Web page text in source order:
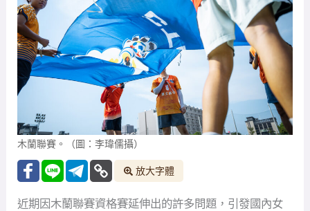
木蘭聯賽。（圖：李瑋儒攝）
放大字體
近期因木蘭聯賽資格賽延伸出的許多問題，引發國內女